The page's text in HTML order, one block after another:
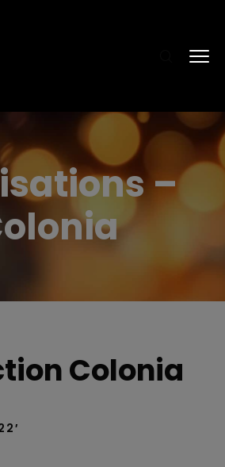
–
Colonia